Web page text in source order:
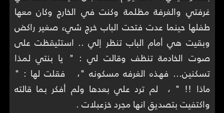
غرفتي والغرفة مظلمة وكنت في الخارج وكان معها
طفلها حينما عدت فتحت الباب خرج شيء صغير راكض
وبقيت هي أمام الباب تنظر إلي .. استثيقظت على
صوت الخادمة تنظف وقالت لي : " يا بنتي لمذا
تسكنين... فهذه الغرفه مسكونه "، فقلت لها : "
ماذا !! " ، لم ترد علي بعدها ولم أفكر بما قالته
واكتفيت بتصديق انها مجرد خزعبلات .